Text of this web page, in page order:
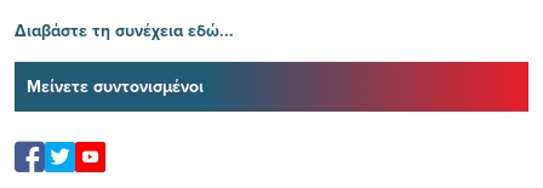
Διαβάστε τη συνέχεια εδώ...
Μείνετε συντονισμένοι